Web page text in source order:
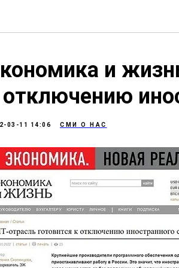
и
отключению
03-11 14:06 СМИ О НАС